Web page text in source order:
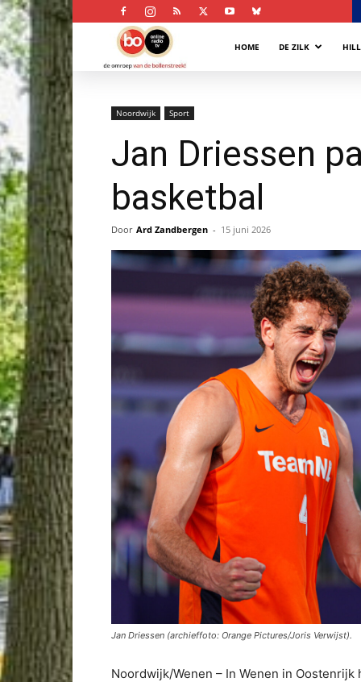
Bollenstreek
HOME DE ZILK
Noordwijk Sport
Jan Driessen
basketbal
Door Ard Zandbergen - 15 juni 2026
Jan Driessen (archieffoto: Orange Pictures/Joris Verwijst).
Noordwijk/Wenen – In Wenen in